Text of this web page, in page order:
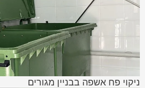
ניקוי פח אשפה בבניין מגורים